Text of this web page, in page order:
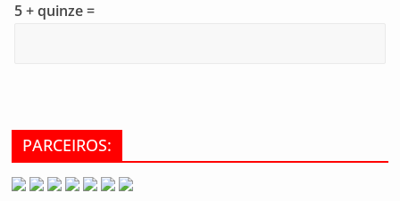
5 + quinze =
PARCEIROS: